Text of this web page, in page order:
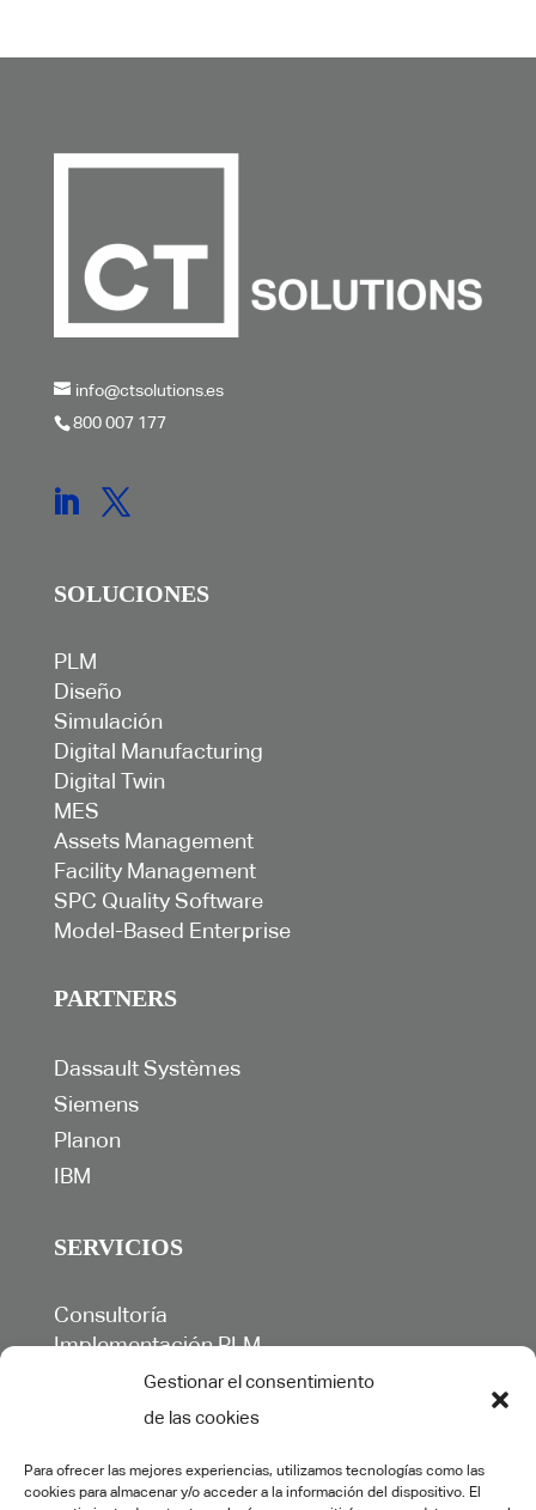
Gestionar el consentimiento
de las cookies
Para ofrecer las mejores experiencias, utilizamos tecnologías como las
cookies para almacenar y/o acceder a la información del dispositivo. El
info@ctsolutions.es
800 007 177
SOLUCIONES
PLM
Diseño
Simulación
Digital Manufacturing
Digital Twin
MES
Assets Management
Facility Management
SPC Quality Software
Model-Based Enterprise
PARTNERS
Dassault Systèmes
Siemens
Planon
IBM
SERVICIOS
Consultoría
Implementación PLM
Formación
Ingeniería y colaboración
Soporte y mantenimiento
Postventa